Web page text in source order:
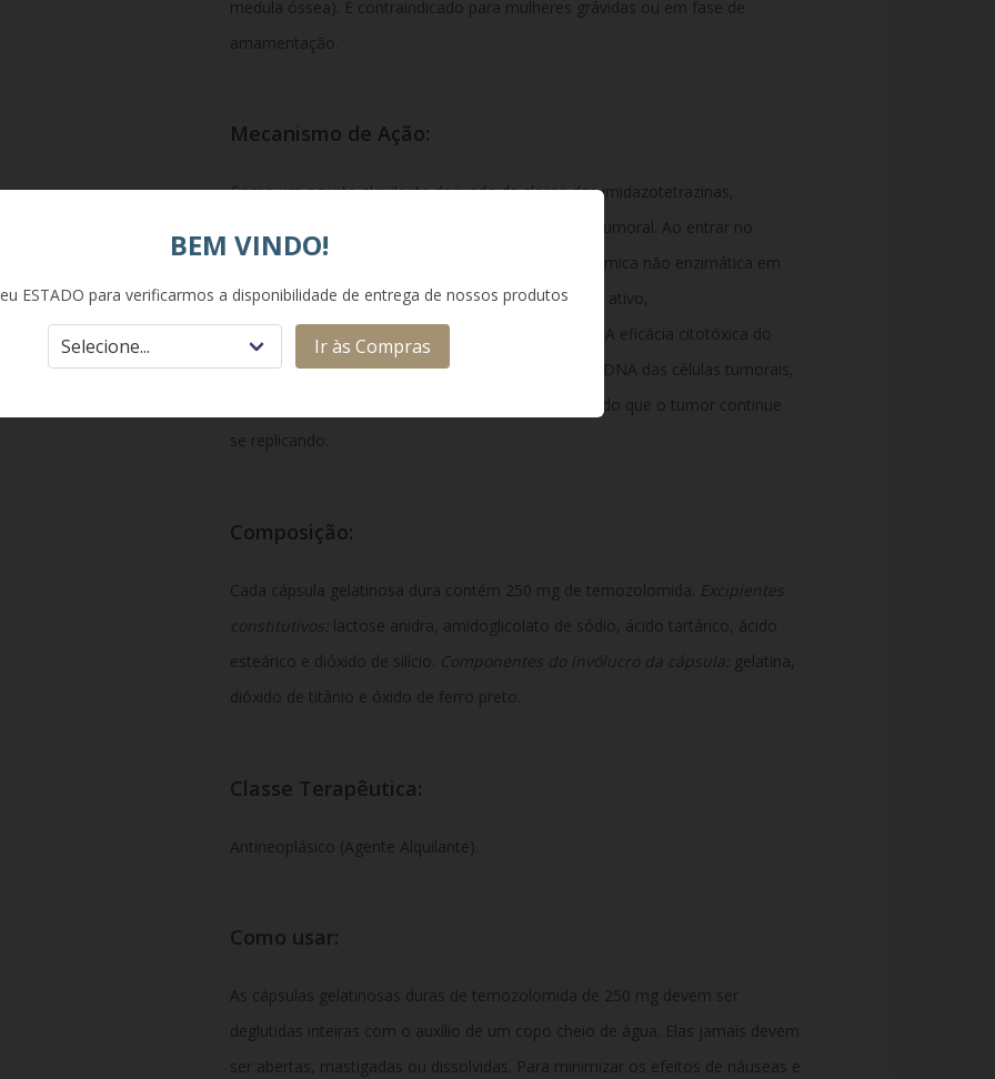
medula óssea). É contraindicado para mulheres grávidas ou em fase de
amamentação.
Mecanismo de Ação:
Como um agente alquilante derivado da classe das imidazotetrazinas,
a temozolomida possui uma potente atividade antitumoral. Ao entrar no
organismo, ela passa por uma rápida conversão química não enzimática em
pH fisiológico, transformando-se no seu metabólito ativo,
o monometil triazenoimidazol carboxamida (MTIC). A eficácia citotóxica do
MTIC ocorre por meio da metilação (alquilação) do DNA das células tumorais,
interferindo diretamente na sua estrutura e impedindo que o tumor continue
se replicando.
Composição:
Cada cápsula gelatinosa dura contém 250 mg de temozolomida. Excipientes
constitutivos:lactose anidra, amidoglicolato de sódio, ácido tartárico, ácido
esteárico e dióxido de silício. Componentes do invólucro da cápsula:gelatina,
dióxido de titânio e óxido de ferro preto.
Classe Terapêutica:
Antineoplásico (Agente Alquilante).
Como usar:
As cápsulas gelatinosas duras de temozolomida de 250 mg devem ser
deglutidas inteiras com o auxílio de um copo cheio de água. Elas jamais devem
ser abertas, mastigadas ou dissolvidas. Para minimizar os efeitos de náuseas e
BEM VINDO!
ESTADO para verificarmos a disponibilidade de entrega de nossos produtos
Ir às Compras